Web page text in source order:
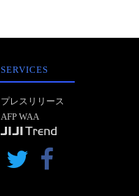
SERVICES
プレスリリース
AFP WAA